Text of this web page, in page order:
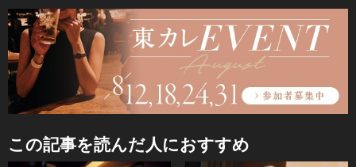
この記事を読んだ人におすすめ